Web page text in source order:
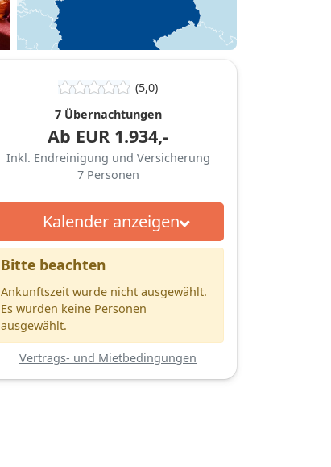
(5,0)
7 Übernachtungen
Ab EUR 1.934,-
Inkl. Endreinigung und Versicherung
7 Personen
Kalender anzeigen
Bitte beachten
Ankunftszeit wurde nicht ausgewählt.
Es wurden keine Personen
ausgewählt.
Vertrags- und Mietbedingungen